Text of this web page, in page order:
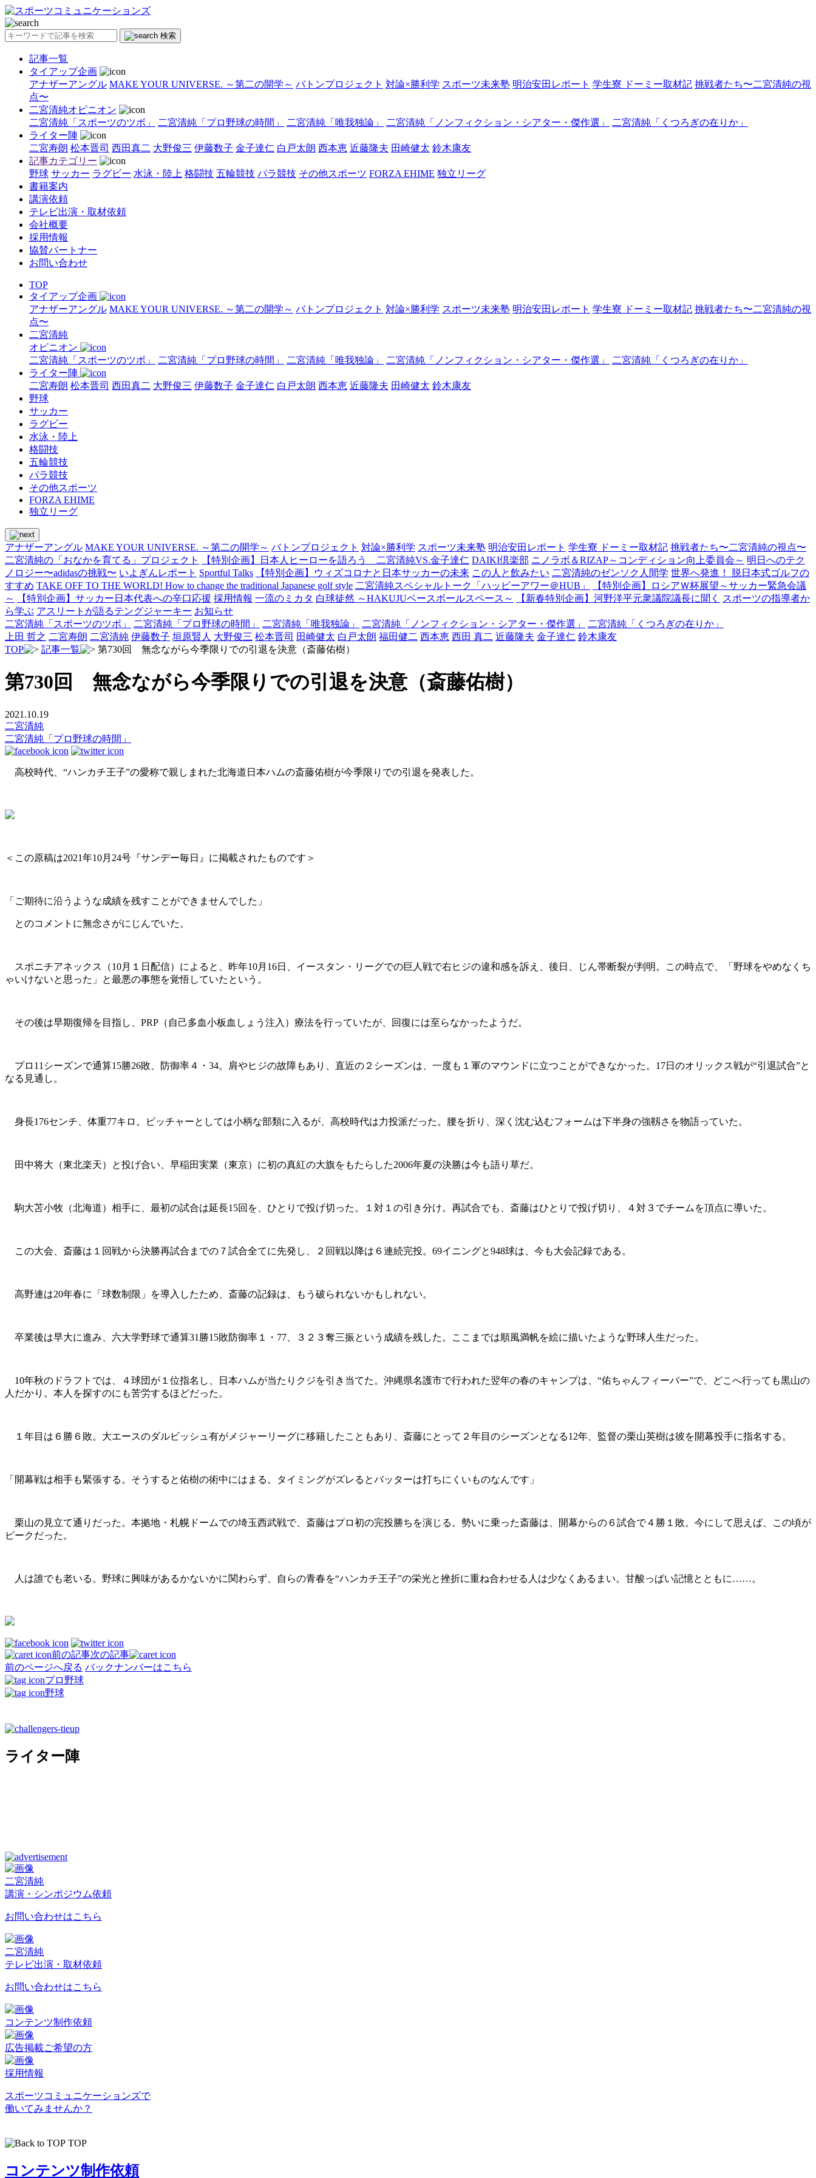
検索
記事一覧
タイアップ企画
アナザーアングル MAKE YOUR UNIVERSE. ～第二の開学～ バトンプロジェクト 対論×勝利学 スポーツ未来塾 明治安田レポート 学生寮 ドーミー取材記 挑戦者たち〜二宮清純の視
点〜
二宮清純オピニオン
二宮清純「スポーツのツボ」
二宮清純「プロ野球の時間」 二宮清純「唯我独論」 二宮清純「ノンフィクション・シアター・傑作選」
二宮清純「くつろぎの在りか」
ライター陣
二宮寿朗 松本晋司 西田真二 大野俊三 伊藤数子 金子達仁 白戸太朗 西本恵 近藤隆夫 田崎健太 鈴木康友
記事カテゴリー
野球 サッカー ラグビー 水泳・陸上 格闘技 五輪競技 パラ競技 その他スポーツ FORZA EHIME 独立リーグ
書籍案内
講演依頼
テレビ出演・取材依頼
会社概要
採用情報
協賛パートナー
お問い合わせ
TOP
タイアップ企画
アナザーアングル MAKE YOUR UNIVERSE. ～第二の開学～ バトンプロジェクト 対論×勝利学 スポーツ未来塾 明治安田レポート 学生寮 ドーミー取材記 挑戦者たち〜二宮清純の視
点〜
二宮清純
オピニオン
二宮清純「スポーツのツボ」
二宮清純「プロ野球の時間」 二宮清純「唯我独論」 二宮清純「ノンフィクション・シアター・傑作選」
二宮清純「くつろぎの在りか」
ライター陣
二宮寿朗 松本晋司 西田真二 大野俊三 伊藤数子 金子達仁 白戸太朗 西本恵 近藤隆夫 田崎健太 鈴木康友
野球
サッカー
ラグビー
水泳・陸上
格闘技
五輪競技
パラ競技
その他スポーツ
FORZA EHIME
独立リーグ
アナザーアングル MAKE YOUR UNIVERSE. ～第二の開学～ バトンプロジェクト 対論×勝利学 スポーツ未来塾 明治安田レポート 学生寮 ドーミー取材記 挑戦者たち〜二宮清純の視点〜
二宮清純の「おなかを育てる」プロジェクト
【特別企画】日本人ヒーローを語ろう 二宮清純VS.金子達仁 DAIKI倶楽部 ニノラボ＆RIZAP～コンディション向上委員会～ 明日へのテク
ノロジー〜adidasの挑戦〜 いよぎんレポート Sportful Talks 【特別企画】ウィズコロナと日本サッカーの未来 この人と飲みたい 二宮清純のゼンソク人間学 世界へ発進！ 脱日本式ゴルフの
すすめ TAKE OFF TO THE WORLD! How to change the traditional Japanese golf style 二宮清純スペシャルトーク「ハッピーアワー＠HUB」
【特別企画】ロシアＷ杯展望～サッカー緊急会議
～
【特別企画】サッカー日本代表への辛口応援 採用情報 一流のミカタ 白球徒然 ～HAKUJUベースボールスペース～ 【新春特別企画】河野洋平元衆議院議長に聞く
スポーツの指導者か
ら学ぶ アスリートが語るテングジャーキー お知らせ
二宮清純「スポーツのツボ」
二宮清純「プロ野球の時間」 二宮清純「唯我独論」 二宮清純「ノンフィクション・シアター・傑作選」
二宮清純「くつろぎの在りか」
上田 哲之 二宮寿朗 二宮清純 伊藤数子 垣原賢人 大野俊三 松本晋司 田崎健太 白戸太朗 福田健二 西本恵 西田 真二 近藤隆夫 金子達仁 鈴木康友
TOP
記事一覧 第730回 無念ながら今季限りでの引退を決意（斎藤佑樹）
第730回 無念ながら今季限りでの引退を決意（斎藤佑樹）
2021.10.19
二宮清純
二宮清純「プロ野球の時間」
高校時代、“ハンカチ王子”の愛称で親しまれた北海道日本ハムの斎藤佑樹が今季限りでの引退を発表した。
＜この原稿は2021年10月24号『サンデー毎日』に掲載されたものです＞
「ご期待に沿うような成績を残すことができませんでした」
とのコメントに無念さがにじんでいた。
スポニチアネックス（10月１日配信）によると、昨年10月16日、イースタン・リーグでの巨人戦で右ヒジの違和感を訴え、後日、じん帯断裂が判明。この時点で、「野球をやめなくち
ゃいけないと思った」と最悪の事態を覚悟していたという。
その後は早期復帰を目指し、PRP（自己多血小板血しょう注入）療法を行っていたが、回復には至らなかったようだ。
プロ11シーズンで通算15勝26敗、防御率４・34。肩やヒジの故障もあり、直近の２シーズンは、一度も１軍のマウンドに立つことができなかった。17日のオリックス戦が“引退試合”と
なる見通し。
身長176センチ、体重77キロ。ピッチャーとしては小柄な部類に入るが、高校時代は力投派だった。腰を折り、深く沈む込むフォームは下半身の強靱さを物語っていた。
田中将大（東北楽天）と投げ合い、早稲田実業（東京）に初の真紅の大旗をもたらした2006年夏の決勝は今も語り草だ。
駒大苫小牧（北海道）相手に、最初の試合は延長15回を、ひとりで投げ切った。１対１の引き分け。再試合でも、斎藤はひとりで投げ切り、４対３でチームを頂点に導いた。
この大会、斎藤は１回戦から決勝再試合までの７試合全てに先発し、２回戦以降は６連続完投。69イニングと948球は、今も大会記録である。
高野連は20年春に「球数制限」を導入したため、斎藤の記録は、もう破られないかもしれない。
卒業後は早大に進み、六大学野球で通算31勝15敗防御率１・77、３２３奪三振という成績を残した。ここまでは順風満帆を絵に描いたような野球人生だった。
10年秋のドラフトでは、４球団が１位指名し、日本ハムが当たりクジを引き当てた。沖縄県名護市で行われた翌年の春のキャンプは、“佑ちゃんフィーバー”で、どこへ行っても黒山の
人だかり。本人を探すのにも苦労するほどだった。
１年目は６勝６敗。大エースのダルビッシュ有がメジャーリーグに移籍したこともあり、斎藤にとって２年目のシーズンとなる12年、監督の栗山英樹は彼を開幕投手に指名する。
「開幕戦は相手も緊張する。そうすると佑樹の術中にはまる。タイミングがズレるとバッターは打ちにくいものなんです」
栗山の見立て通りだった。本拠地・札幌ドームでの埼玉西武戦で、斎藤はプロ初の完投勝ちを演じる。勢いに乗った斎藤は、開幕からの６試合で４勝１敗。今にして思えば、この頃が
ピークだった。
人は誰でも老いる。野球に興味があるかないかに関わらず、自らの青春を“ハンカチ王子”の栄光と挫折に重ね合わせる人は少なくあるまい。甘酸っぱい記憶とともに……。
前の記事次の記事
前のページへ戻る バックナンバーはこちら
プロ野球
野球
ライター陣
二宮清純
講演・シンポジウム依頼
お問い合わせはこちら
二宮清純
テレビ出演・取材依頼
お問い合わせはこちら
コンテンツ制作依頼
広告掲載ご希望の方
採用情報
スポーツコミュニケーションズで
働いてみませんか？
TOP
コンテンツ制作依頼